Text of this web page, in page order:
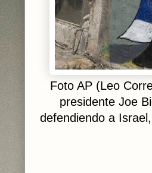
Foto AP (Leo
presidente Joe
defendiendo a